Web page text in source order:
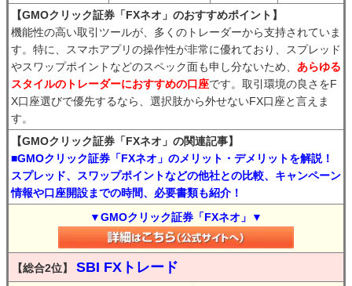
【GMOクリック証券「FXネオ」のおすすめポイント】
機能性の高い取引ツールが、多くのトレーダーから支持されていま
す。特に、スマホアプリの操作性が非常に優れており、スプレッド
やスワップポイントなどのスペック面も申し分ないため、 あらゆる
スタイルのトレーダーにおすすめの口座です。取引環境の良さをF
X口座選びで優先するなら、選択肢から外せないFX口座と言えま
す。
【GMOクリック証券「FXネオ」の関連記事】
■GMOクリック証券「FXネオ」のメリット・デメリットを解説！
スプレッド、スワップポイントなどの他社との比較、キャンペーン
情報や口座開設までの時間、必要書類も紹介！
▼GMOクリック証券「FXネオ」▼
【総合2位】 SBI FXトレード